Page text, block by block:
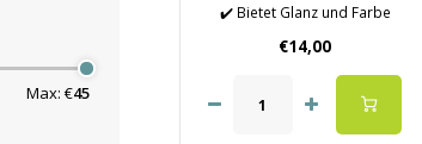
Max: €45
✔️ Bietet Glanz und Farbe
Gefühl
✔️ Parabenfrei
✔️ Natürliches Produkt
€14,00